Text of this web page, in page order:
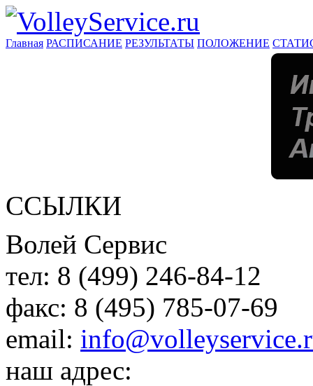
Главная РАСПИСАНИЕ РЕЗУЛЬТАТЫ ПОЛОЖЕНИЕ
ССЫЛКИ
Волей Сервис
тел: 8 (499) 246-84-12
факс: 8 (495) 785-07-69
email:
наш адрес: